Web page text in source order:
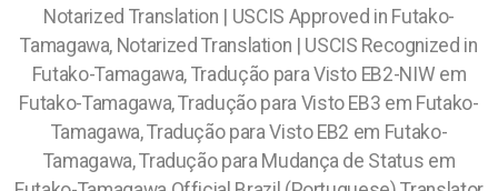
Notarized Translation | USCIS Approved in Futako-
Tamagawa, Notarized Translation | USCIS Recognized in
Futako-Tamagawa, Tradução para Visto EB2-NIW em
Futako-Tamagawa, Tradução para Visto EB3 em Futako-
Tamagawa, Tradução para Visto EB2 em Futako-
Tamagawa, Tradução para Mudança de Status em